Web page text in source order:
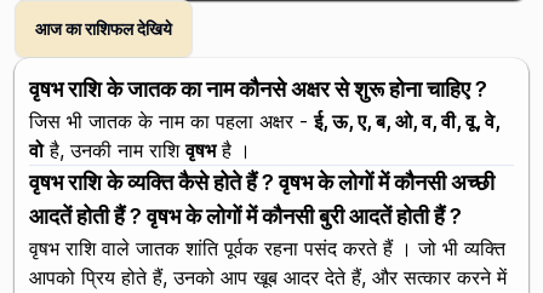
आज का राशिफल देखिये
वृषभ राशि के जातक का नाम कौनसे अक्षर से शुरू होना चाहिए ?
जिस भी जातक के नाम का पहला अक्षर -ई, ऊ, ए, ब, ओ, व, वी, वू, वे,
वोहै, उनकी नाम राशिवृषभहै ।
वृषभ राशि के व्यक्ति कैसे होते हैं ? वृषभ के लोगों में कौनसी अच्छी
आदतें होती हैं ? वृषभ के लोगों में कौनसी बुरी आदतें होती हैं ?
वृषभ राशि वाले जातक शांति पूर्वक रहना पसंद करते हैं । जो भी व्यक्ति
आपको प्रिय होते हैं, उनको आप खूब आदर देते हैं, और सत्कार करने में